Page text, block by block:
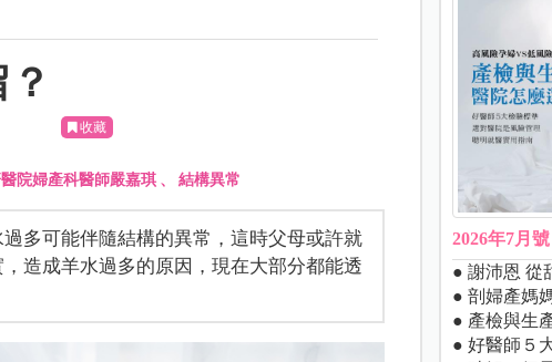
收藏
院婦產科醫師嚴嘉琪 、結構異常
多可能伴隨結構的異常，這時父母或許就
造成羊水過多的原因，現在大部分都能透
2026年7月號
● 謝沛恩 從
● 剖婦產媽
● 產檢與生
● 好醫師５